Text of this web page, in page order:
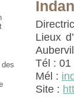
des
Lieux
Tél : 01
Mél :
Site :